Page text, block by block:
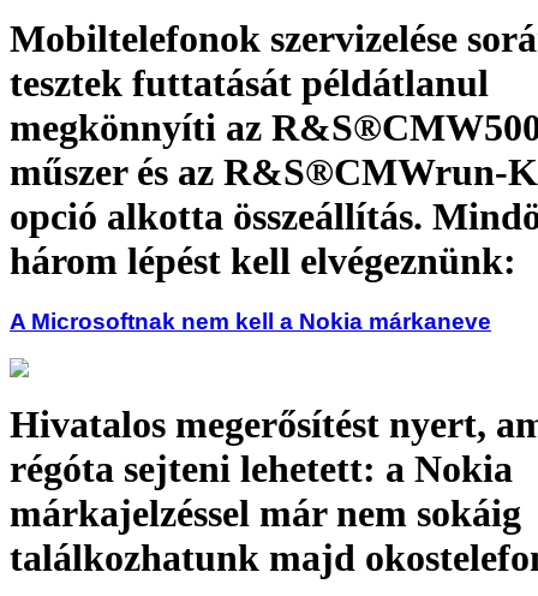
Mobiltelefonok szervizelése
tesztek futtatását példátlanul
megkönnyíti az
műszer és az R&S®CMWrun-
opció alkotta összeállítás.
három lépést kell elvégeznünk:
A Microsoftnak nem kell a Nokia márkaneve
Hivatalos megerősítést nyert,
régóta sejteni lehetett: a Nokia
márkajelzéssel már nem sokáig
találkozhatunk majd